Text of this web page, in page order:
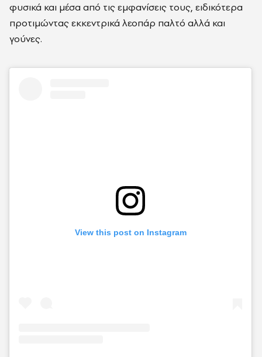
φυσικά και μέσα από τις εμφανίσεις τους, ειδικότερα
προτιμώντας εκκεντρικά λεοπάρ παλτό αλλά και
γούνες.
View this post on Instagram